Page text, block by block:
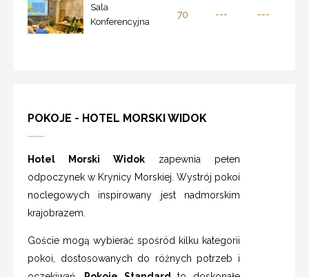
Sala
Konferencyjna
70 --- ---
POKOJE - HOTEL MORSKI WIDOK
Hotel Morski Widok zapewnia pełen
odpoczynek w Krynicy Morskiej. Wystrój pokoi
noclegowych inspirowany jest nadmorskim
krajobrazem.
Goście mogą wybierać spośród kilku kategorii
pokoi, dostosowanych do różnych potrzeb i